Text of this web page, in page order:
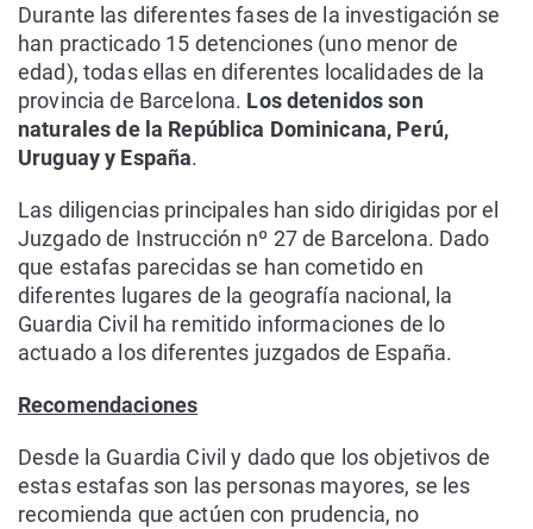
Durante las diferentes fases de la investigación se
han practicado 15 detenciones (uno menor de
edad), todas ellas en diferentes localidades de la
provincia de Barcelona. Los detenidos son
naturales de la República Dominicana, Perú,
Uruguay y España.
Las diligencias principales han sido dirigidas por el
Juzgado de Instrucción nº 27 de Barcelona. Dado
que estafas parecidas se han cometido en
diferentes lugares de la geografía nacional, la
Guardia Civil ha remitido informaciones de lo
actuado a los diferentes juzgados de España.
Recomendaciones
Desde la Guardia Civil y dado que los objetivos de
estas estafas son las personas mayores, se les
recomienda que actúen con prudencia, no